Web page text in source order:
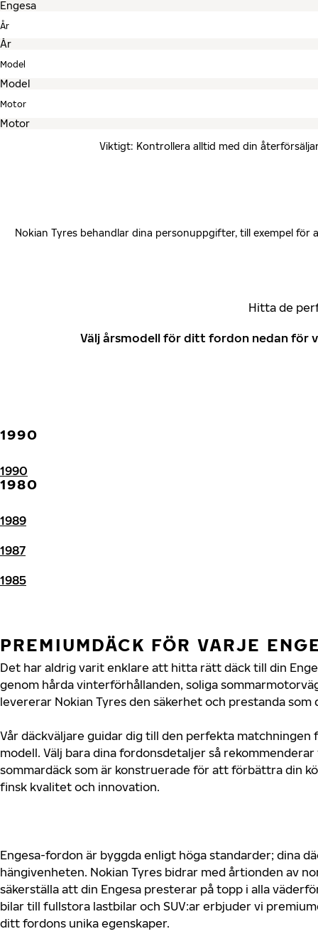
År
Model
Motor
Viktigt: Kontrollera alltid med din
Nokian Tyres behandlar dina personuppgifter, till exempel
Hitta de
Välj årsmodell för ditt fordon nedan för
1990
1990
1980
1989
1987
1985
PREMIUMDÄCK FÖR VARJE
Det har aldrig varit enklare att hitta rätt däck till din
genom hårda vinterförhållanden, soliga
levererar Nokian Tyres den säkerhet och prestanda som
Vår däckväljare guidar dig till den perfekta matchningen
modell. Välj bara dina fordonsdetaljer så
sommardäck som är konstruerade för att förbättra din
finsk kvalitet och innovation.
Engesa-fordon är byggda enligt höga standarder; dina
hängivenheten. Nokian Tyres bidrar med årtionden av
säkerställa att din Engesa presterar på topp i alla
bilar till fullstora lastbilar och SUV:ar erbjuder vi
ditt fordons unika egenskaper.